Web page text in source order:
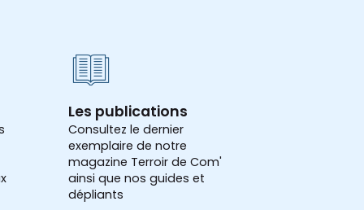
Les publications
Consultez le dernier
exemplaire de notre
magazine Terroir de Com'
ainsi que nos guides et
dépliants